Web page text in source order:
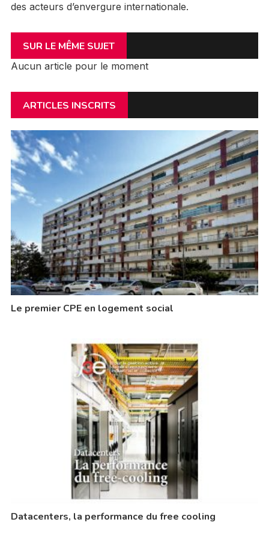
des acteurs d’envergure internationale.
SUR LE MÊME SUJET
Aucun article pour le moment
ARTICLES INSCRITS
Le premier CPE en logement social
Datacenters, la performance du free cooling